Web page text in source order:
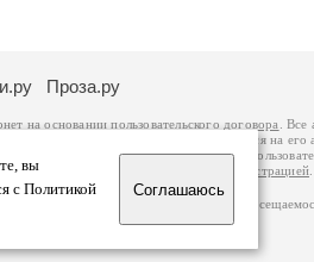
вы
с Политикой
Соглашаюсь
Проза.ру
на основаниипользовательского договора
. Все
автора, к которому вы можете обратиться на его
Российской Федерации. Данные
о портале связаться с администрацией
страниц по данным счетчика